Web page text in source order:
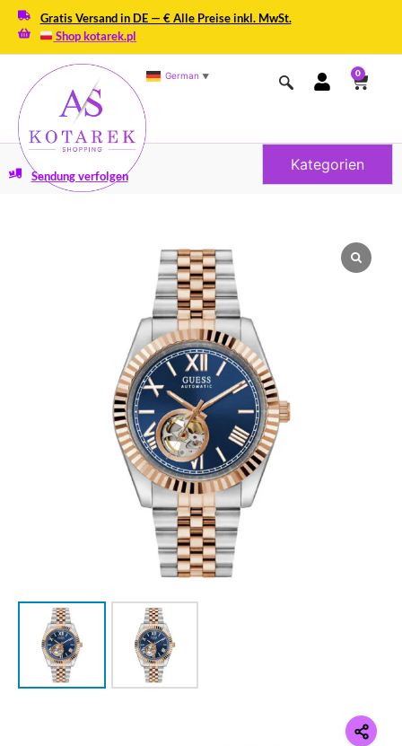
Gratis Versand in DE — € Alle Preise inkl. MwSt.
Shop kotarek.pl
German ▼ 0
Kategorien
Sendung verfolgen